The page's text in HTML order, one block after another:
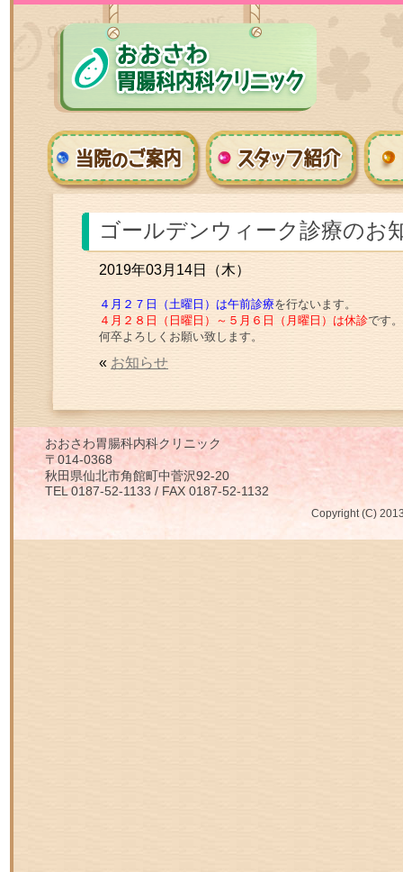
ゴールデンウィーク診療のお
2019年03月14日（木）
４月２７日（土曜日）は午前診療を行ないます。
４月２８日（日曜日）～５月６日（月曜日）は休診です。
何卒よろしくお願い致します。
« お知らせ
おおさわ胃腸科内科クリニック
〒014-0368
秋田県仙北市角館町中菅沢92-20
TEL 0187-52-1133 / FAX 0187-52-1132
Copyright (C)